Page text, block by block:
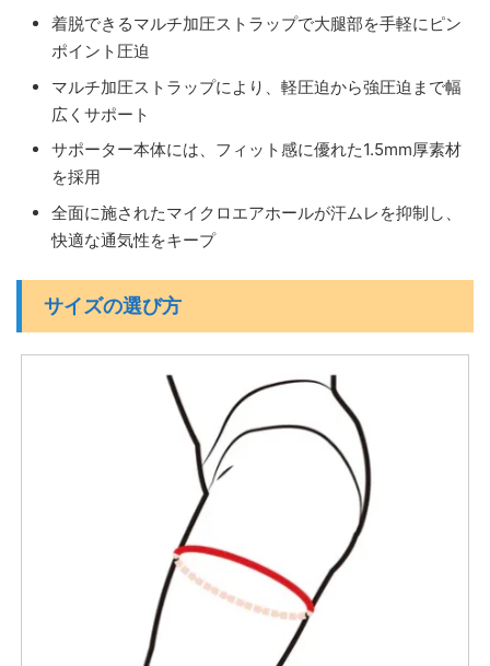
着脱できるマルチ加圧ストラップで大腿部を手軽にピン
ポイント圧迫
マルチ加圧ストラップにより、軽圧迫から強圧迫まで幅
広くサポート
サポーター本体には、フィット感に優れた1.5mm厚素材
を採用
全面に施されたマイクロエアホールが汗ムレを抑制し、
快適な通気性をキープ
サイズの選び方